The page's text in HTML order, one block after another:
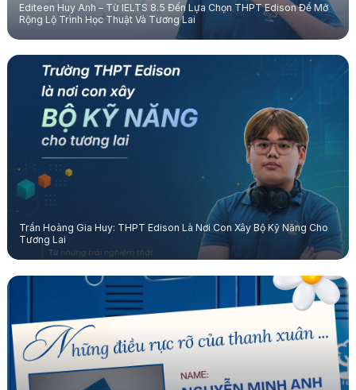
Editeen Huy Anh – Từ IELTS 8.5 Đến Lựa Chọn THPT Edison Để Mở
Rộng Lộ Trình Học Thuật Và Tương Lai
Trần Hoàng Gia Huy: THPT Edison Là Nơi Con Xây Bộ Kỹ Năng Cho
Tương Lai